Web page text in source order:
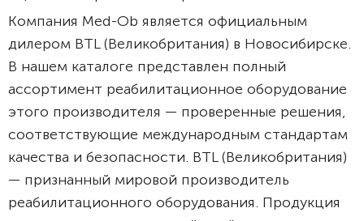
Компания Med-Ob является официальным
дилером BTL (Великобритания) в Новосибирске.
В нашем каталоге представлен полный
ассортимент реабилитационное оборудование
этого производителя — проверенные решения,
соответствующие международным стандартам
качества и безопасности. BTL (Великобритания)
— признанный мировой производитель
реабилитационного оборудования. Продукция